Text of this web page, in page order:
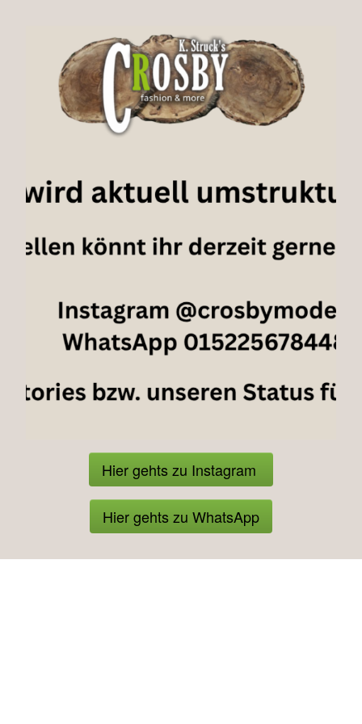
Hier gehts zu Instagram
Hier gehts zu WhatsApp